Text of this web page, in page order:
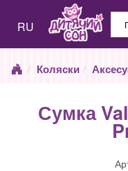
RU
Коляски
Сумка